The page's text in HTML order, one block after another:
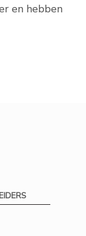
en hebben